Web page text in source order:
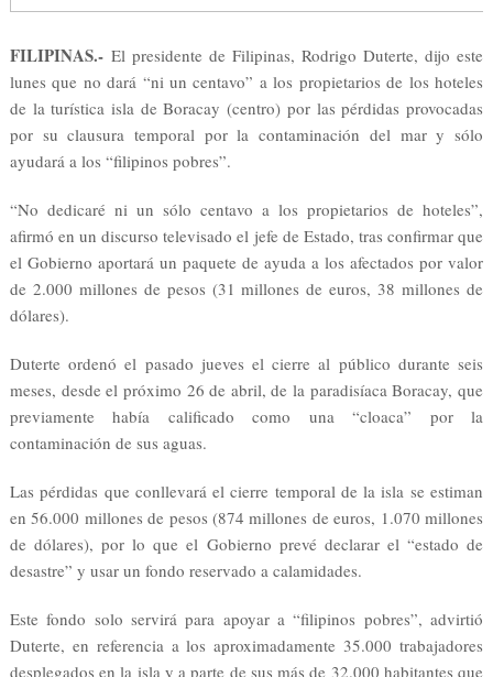
FILIPINAS.- El presidente de Filipinas, Rodrigo Duterte, dijo este
lunes que no dará “ni un centavo” a los propietarios de los hoteles
de la turística isla de Boracay (centro) por las pérdidas provocadas
por su clausura temporal por la contaminación del mar y sólo
ayudará a los “filipinos pobres”.
“No dedicaré ni un sólo centavo a los propietarios de hoteles”,
afirmó en un discurso televisado el jefe de Estado, tras confirmar que
el Gobierno aportará un paquete de ayuda a los afectados por valor
de 2.000 millones de pesos (31 millones de euros, 38 millones de
dólares).
Duterte ordenó el pasado jueves el cierre al público durante seis
meses, desde el próximo 26 de abril, de la paradisíaca Boracay, que
previamente había calificado como una “cloaca” por la
contaminación de sus aguas.
Las pérdidas que conllevará el cierre temporal de la isla se estiman
en 56.000 millones de pesos (874 millones de euros, 1.070 millones
de dólares), por lo que el Gobierno prevé declarar el “estado de
desastre” y usar un fondo reservado a calamidades.
Este fondo solo servirá para apoyar a “filipinos pobres”, advirtió
Duterte, en referencia a los aproximadamente 35.000 trabajadores
desplegados en la isla y a parte de sus más de 32.000 habitantes que